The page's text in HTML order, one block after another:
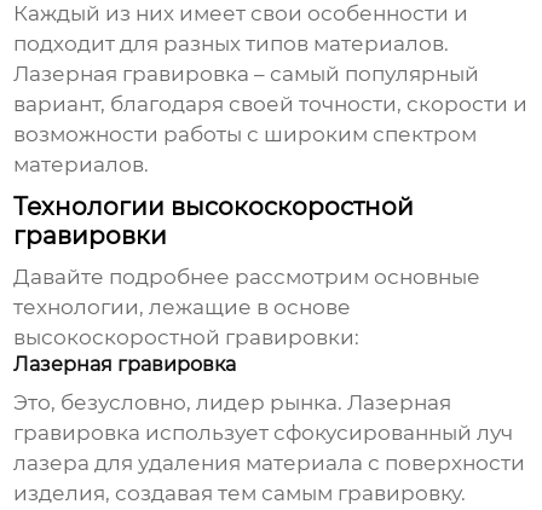
Каждый из них имеет свои особенности и
подходит для разных типов материалов.
Лазерная гравировка – самый популярный
вариант, благодаря своей точности, скорости и
возможности работы с широким спектром
материалов.
Технологии высокоскоростной
гравировки
Давайте подробнее рассмотрим основные
технологии, лежащие в основе
высокоскоростной гравировки:
Лазерная гравировка
Это, безусловно, лидер рынка. Лазерная
гравировка использует сфокусированный луч
лазера для удаления материала с поверхности
изделия, создавая тем самым гравировку.